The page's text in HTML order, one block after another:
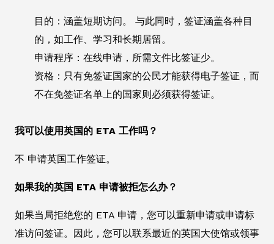
目的：涵盖短期访问。 与此同时，签证涵盖各种目
的，如工作、学习和长期居留。
申请程序：在线申请，所需文件比签证少。
资格：只有免签证国家的公民才能获得电子签证，而
不在免签证名单上的国家则必须获得签证。
我可以使用英国的 ETA 工作吗？
不 申请英国工作签证。
如果我的英国 ETA 申请被拒怎么办？
如果当局拒绝您的 ETA 申请，您可以重新申请或申请标
准访问签证。因此，您可以联系最近的英国大使馆或领事